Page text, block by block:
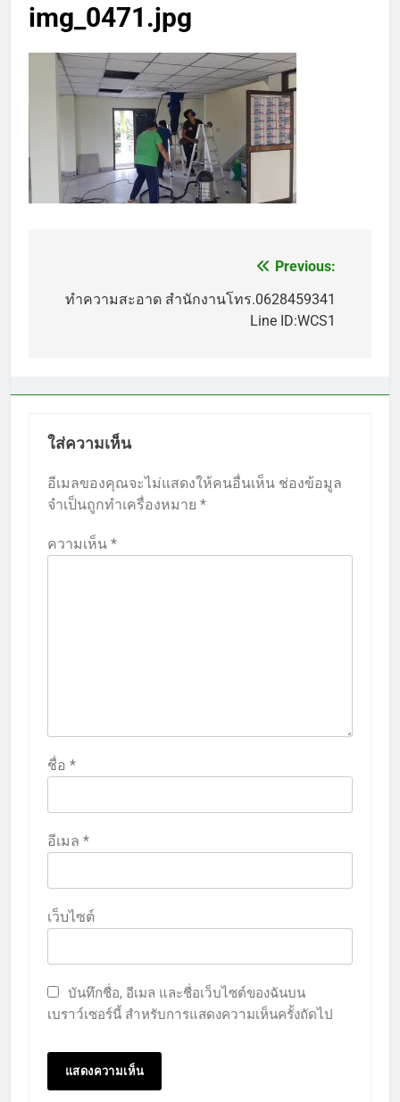
img_0471.jpg
เรื่อง
Previous:
ทำความสะอาด สำนักงานโทร.0628459341
Line ID:WCS1
ใส่ความเห็น
อีเมลของคุณจะไม่แสดงให้คนอื่นเห็น ช่องข้อมูล
จำเป็นถูกทำเครื่องหมาย *
ความเห็น *
ชื่อ *
อีเมล *
เว็บไซต์
บันทึกชื่อ, อีเมล และชื่อเว็บไซต์ของฉันบน
เบราว์เซอร์นี้ สำหรับการแสดงความเห็นครั้งถัดไป